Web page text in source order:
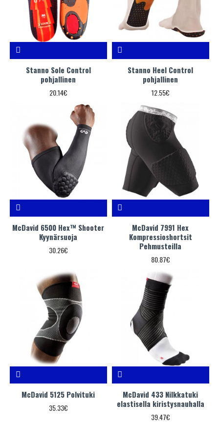
Stanno Sole Control
pohjallinen
20.14€
Stanno Heel Control
pohjallinen
12.55€
McDavid 6500 Hex™ Shooter
Kyynärsuoja
30.26€
McDavid 7991 Hex
Kompressioshortsit
Pehmusteilla
80.87€
McDavid 5125 Polvituki
35.33€
McDavid 433 Nilkkatuki
elastisella kiristysnauhalla
39.47€